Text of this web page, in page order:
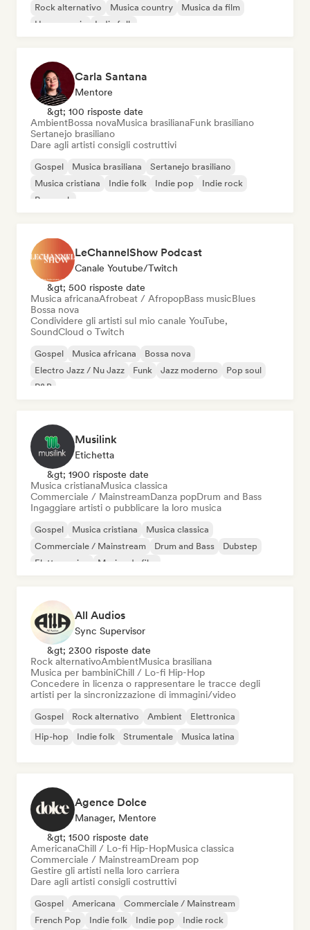
Rock alternativo
Musica country
Musica da film
House music
Indie folk
Carla Santana
Mentore
&gt; 100 risposte date
AmbientBossa novaMusica brasilianaFunk brasiliano
Sertanejo brasiliano
Dare agli artisti consigli costruttivi
Gospel Musica brasiliana
Sertanejo brasiliano
Musica cristiana
Indie folk Indie pop
Indie rock
Pop rock
LeChannelShow Podcast
Canale Youtube/Twitch
&gt; 500 risposte date
Musica africanaAfrobeat / AfropopBass musicBlues
Bossa nova
Condividere gli artisti sul mio canale YouTube,
SoundCloud o Twitch
Gospel Musica africana
Bossa nova
Electro Jazz / Nu Jazz
Funk Jazz moderno
Pop soul
R&B
Musilink
Etichetta
&gt; 1900 risposte date
Musica cristianaMusica classica
Commerciale / MainstreamDanza popDrum and Bass
Ingaggiare artisti o pubblicare la loro musica
Gospel Musica cristiana
Musica classica
Commerciale / Mainstream
Drum and Bass
Dubstep
Elettro swing
Musica da film
All Audios
Sync Supervisor
&gt; 2300 risposte date
Rock alternativoAmbientMusica brasiliana
Musica per bambiniChill / Lo-fi Hip-Hop
Concedere in licenza o rappresentare le tracce degli
artisti per la sincronizzazione di immagini/video
Gospel Rock alternativo Ambient
Elettronica
Hip-hop
Indie folk Strumentale Musica latina
Agence Dolce
Manager, Mentore
&gt; 1500 risposte date
AmericanaChill / Lo-fi Hip-HopMusica classica
Commerciale / MainstreamDream pop
Gestire gli artisti nella loro carriera
Dare agli artisti consigli costruttivi
Gospel Americana
Commerciale / Mainstream
French Pop
Indie folk Indie pop Indie rock